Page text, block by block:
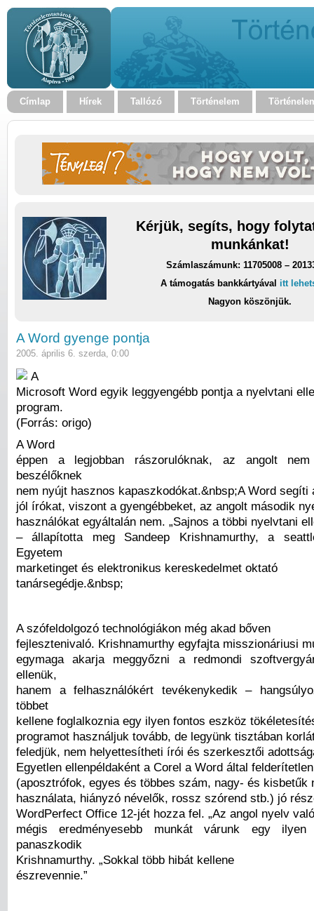
Címlap Hírek Tallózó Történelem
Kérjük, segíts, hogy
munkánkat!
Számlaszámunk: 11705008 –
A támogatás bankkártyával itt
Nagyon köszönjük.
A Word gyenge pontja
2005. április 6. szerda, 0:00
A
Microsoft Word egyik leggyengébb pontja a nyelvtani
program.
(Forrás: origo)
A Word
éppen a legjobban rászorulóknak, az angolt nem
beszélőknek
nem nyújt hasznos kapaszkodókat.&nbsp;A Word segíti
jól írókat, viszont a gyengébbeket, az angolt második
használókat egyáltalán nem. „Sajnos a többi nyelvtani
– állapította meg Sandeep Krishnamurthy, a
Egyetem
marketinget és elektronikus kereskedelmet oktató
tanársegédje.&nbsp;
A szófeldolgozó technológiákon még akad bőven
fejlesztenivaló. Krishnamurthy egyfajta misszionáriusi
egymaga akarja meggyőzni a redmondi
ellenük,
hanem a felhasználókért tevékenykedik –
többet
kellene foglalkoznia egy ilyen fontos eszköz
programot használjuk tovább, de legyünk tisztában
feledjük, nem helyettesítheti írói és szerkesztői
Egyetlen ellenpéldaként a Corel a Word által
(aposztrófok, egyes és többes szám, nagy- és kisbetűk
használata, hiányzó névelők, rossz szórend stb.) jó
WordPerfect Office 12-jét hozza fel. „Az angol nyelv
mégis eredményesebb munkát várunk egy ilyen
panaszkodik
Krishnamurthy. „Sokkal több hibát kellene
észrevennie.”